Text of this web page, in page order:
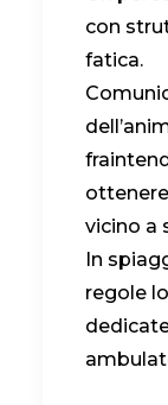
con
fatica.
vicino a
In
regole